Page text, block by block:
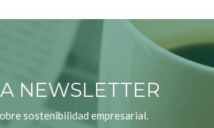
NEWSLETTER
sostenibilidad empresarial.